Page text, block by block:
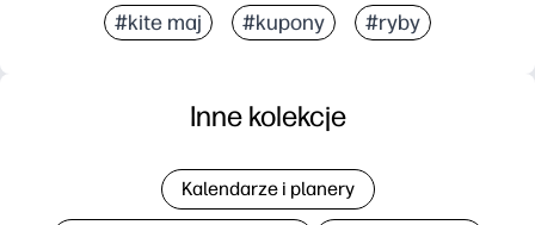
#kite maj #kupony #ryby
Inne kolekcje
Kalendarze i planery